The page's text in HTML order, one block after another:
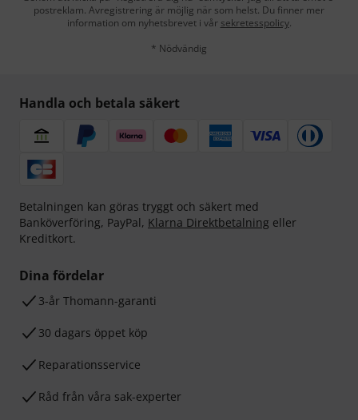
postreklam. Avregistrering är möjlig när som helst. Du finner mer
information om nyhetsbrevet i vår sekretesspolicy.
* Nödvändig
Handla och betala säkert
Betalningen kan göras tryggt och säkert med
Banköverföring, PayPal, Klarna Direktbetalning eller
Kreditkort.
Dina fördelar
3-år Thomann-garanti
30 dagars öppet köp
Reparationsservice
Råd från våra sak-experter